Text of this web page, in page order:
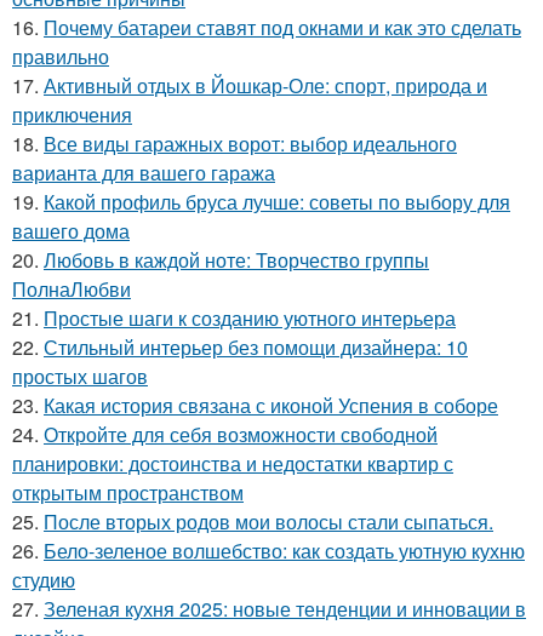
16. Почему батареи ставят под окнами и как это сделать
правильно
17. Активный отдых в Йошкар-Оле: спорт, природа и
приключения
18. Все виды гаражных ворот: выбор идеального
варианта для вашего гаража
19. Какой профиль бруса лучше: советы по выбору для
вашего дома
20. Любовь в каждой ноте: Творчество группы
ПолнаЛюбви
21. Простые шаги к созданию уютного интерьера
22. Стильный интерьер без помощи дизайнера: 10
простых шагов
23. Какая история связана с иконой Успения в соборе
24. Откройте для себя возможности свободной
планировки: достоинства и недостатки квартир с
открытым пространством
25. После вторых родов мои волосы стали сыпаться.
26. Бело-зеленое волшебство: как создать уютную кухню
студию
27. Зеленая кухня 2025: новые тенденции и инновации в